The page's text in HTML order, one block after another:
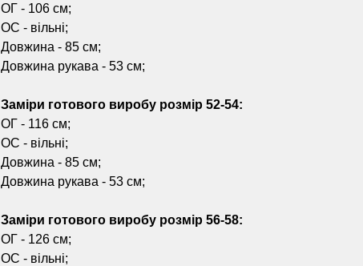
ОГ - 106 см;
ОС - вільні;
Довжина - 85 см;
Довжина рукава - 53 см;
Заміри готового виробу розмір 52-54:
ОГ - 116 см;
ОС - вільні;
Довжина - 85 см;
Довжина рукава - 53 см;
Заміри готового виробу розмір 56-58:
ОГ - 126 см;
ОС - вільні;